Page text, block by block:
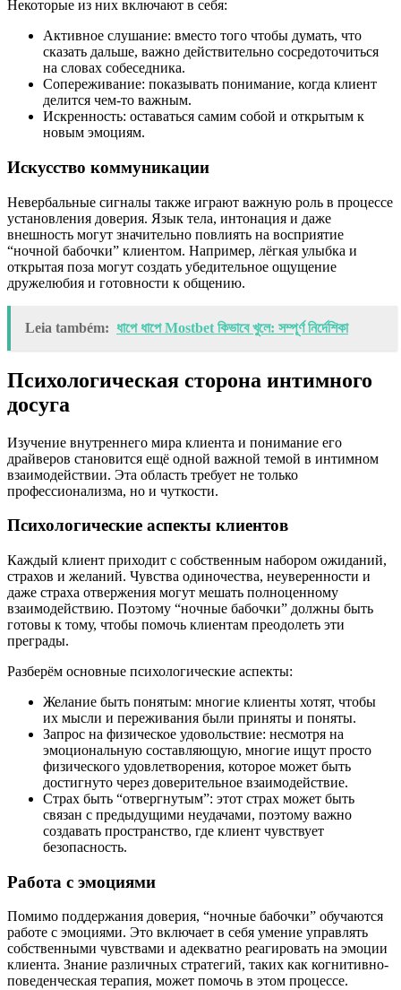
Некоторые из них включают в себя:
Активное слушание: вместо того чтобы думать, что
сказать дальше, важно действительно сосредоточиться
на словах собеседника.
Сопереживание: показывать понимание, когда клиент
делится чем-то важным.
Искренность: оставаться самим собой и открытым к
новым эмоциям.
Искусство коммуникации
Невербальные сигналы также играют важную роль в процессе
установления доверия. Язык тела, интонация и даже
внешность могут значительно повлиять на восприятие
“ночной бабочки” клиентом. Например, лёгкая улыбка и
открытая поза могут создать убедительное ощущение
дружелюбия и готовности к общению.
Leia também: ধাপে ধাপে Mostbet কিভাবে খুলে: সম্পূর্ণ নির্দেশিকা
Психологическая сторона интимного
досуга
Изучение внутреннего мира клиента и понимание его
драйверов становится ещё одной важной темой в интимном
взаимодействии. Эта область требует не только
профессионализма, но и чуткости.
Психологические аспекты клиентов
Каждый клиент приходит с собственным набором ожиданий,
страхов и желаний. Чувства одиночества, неуверенности и
даже страха отвержения могут мешать полноценному
взаимодействию. Поэтому “ночные бабочки” должны быть
готовы к тому, чтобы помочь клиентам преодолеть эти
преграды.
Разберём основные психологические аспекты:
Желание быть понятым: многие клиенты хотят, чтобы
их мысли и переживания были приняты и поняты.
Запрос на физическое удовольствие: несмотря на
эмоциональную составляющую, многие ищут просто
физического удовлетворения, которое может быть
достигнуто через доверительное взаимодействие.
Страх быть “отвергнутым”: этот страх может быть
связан с предыдущими неудачами, поэтому важно
создавать пространство, где клиент чувствует
безопасность.
Работа с эмоциями
Помимо поддержания доверия, “ночные бабочки” обучаются
работе с эмоциями. Это включает в себя умение управлять
собственными чувствами и адекватно реагировать на эмоции
клиента. Знание различных стратегий, таких как когнитивно-
поведенческая терапия, может помочь в этом процессе.